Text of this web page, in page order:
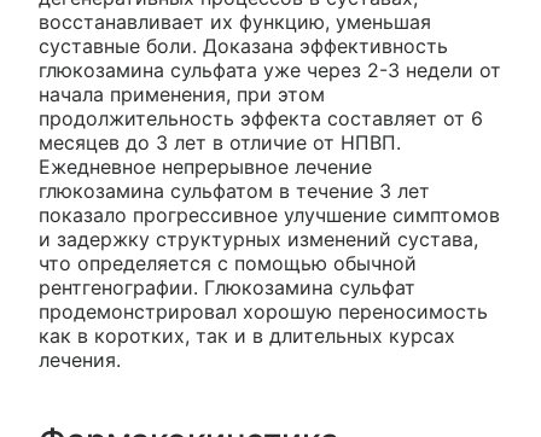
восстанавливает их функцию, уменьшая
суставные боли. Доказана эффективность
глюкозамина сульфата уже через 2-3 недели от
начала применения, при этом
продолжительность эффекта составляет от 6
месяцев до 3 лет в отличие от НПВП.
Ежедневное непрерывное лечение
глюкозамина сульфатом в течение 3 лет
показало прогрессивное улучшение симптомов
и задержку структурных изменений сустава,
что определяется с помощью обычной
рентгенографии. Глюкозамина сульфат
продемонстрировал хорошую переносимость
как в коротких, так и в длительных курсах
лечения.